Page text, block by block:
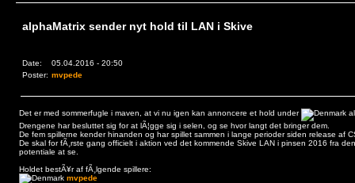
alphaMatrix sender nyt hold til LAN i Skive
Date:
05.04.2016 - 20:50
Poster: mvpede
Det er med sommerfugle i maven, at vi nu igen kan annoncere et hold under
Drengene har besluttet sig for at lÃ¦gge sig i selen, og se hvor langt det bringer dem.
De fem spillerne kender hinanden og har spillet sammen i lange perioder siden release af
De skal for fÃ¸rste gang officielt i aktion ved det kommende Skive LAN i pinsen 2016 fra
potentiale at se.
Holdet bestÃ¥r af fÃ¸lgende spillere:
mvpede